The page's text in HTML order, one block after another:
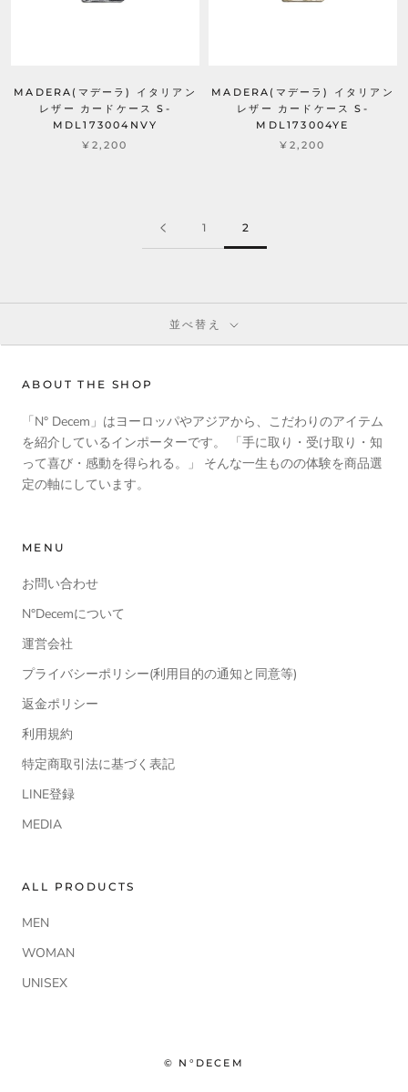
MADERA(マデーラ) イタリアン
レザー カードケース S-
MDL173004NVY
¥2,200
MADERA(マデーラ) イタリアン
レザー カードケース S-
MDL173004YE
¥2,200
1 2
並べ替え
ABOUT THE SHOP
「N° Decem」はヨーロッパやアジアから、こだわりのアイテム
を紹介しているインポーターです。 「手に取り・受け取り・知
って喜び・感動を得られる。」 そんな一生ものの体験を商品選
定の軸にしています。
MENU
お問い合わせ
N°Decemについて
運営会社
プライバシーポリシー(利用目的の通知と同意等)
返金ポリシー
利用規約
特定商取引法に基づく表記
LINE登録
MEDIA
ALL PRODUCTS
MEN
WOMAN
UNISEX
© N°DECEM